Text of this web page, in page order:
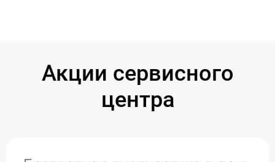
Акции сервисного
центра